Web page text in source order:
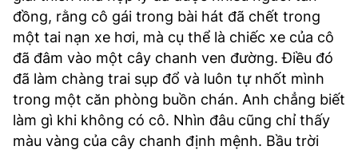
đồng, rằng cô gái trong bài hát đã chết trong
một tai nạn xe hơi, mà cụ thể là chiếc xe của cô
đã đâm vào một cây chanh ven đường. Điều đó
đã làm chàng trai sụp đổ và luôn tự nhốt mình
trong một căn phòng buồn chán. Anh chẳng biết
làm gì khi không có cô. Nhìn đâu cũng chỉ thấy
màu vàng của cây chanh định mệnh. Bầu trời